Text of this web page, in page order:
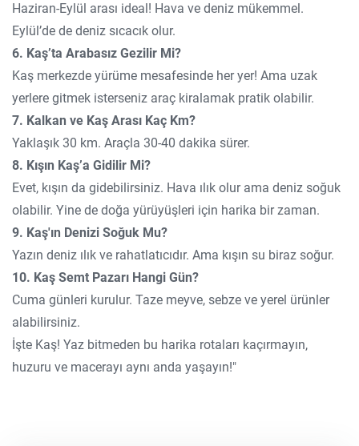
Haziran-Eylül arası ideal! Hava ve deniz mükemmel.
Eylül’de de deniz sıcacık olur.
6. Kaş’ta Arabasız Gezilir Mi?
Kaş merkezde yürüme mesafesinde her yer! Ama uzak
yerlere gitmek isterseniz araç kiralamak pratik olabilir.
7. Kalkan ve Kaş Arası Kaç Km?
Yaklaşık 30 km. Araçla 30-40 dakika sürer.
8. Kışın Kaş’a Gidilir Mi?
Evet, kışın da gidebilirsiniz. Hava ılık olur ama deniz soğuk
olabilir. Yine de doğa yürüyüşleri için harika bir zaman.
9. Kaş'ın Denizi Soğuk Mu?
Yazın deniz ılık ve rahatlatıcıdır. Ama kışın su biraz soğur.
10. Kaş Semt Pazarı Hangi Gün?
Cuma günleri kurulur. Taze meyve, sebze ve yerel ürünler
alabilirsiniz.
İşte Kaş! Yaz bitmeden bu harika rotaları kaçırmayın,
huzuru ve macerayı aynı anda yaşayın!"